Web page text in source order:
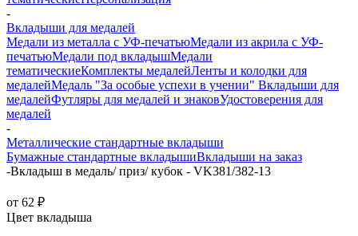
-
Вкладыши для медалей
Медали из металла с УФ-печатьюМедали из акрила с УФ-
печатьюМедали под вкладышМедали
тематическиеКомплекты медалейЛенты и колодки для
медалейМедаль "За особые успехи в учении" Вкладыши для
медалейФутляры для медалей и знаковУдостоверения для
медалей
-
Металлические стандартные вкладыши
Бумажные стандартные вкладышиВкладыши на заказ
-Вкладыш в медаль/ приз/ кубок - VK381/382-13
от 62 ₽
Цвет вкладыша